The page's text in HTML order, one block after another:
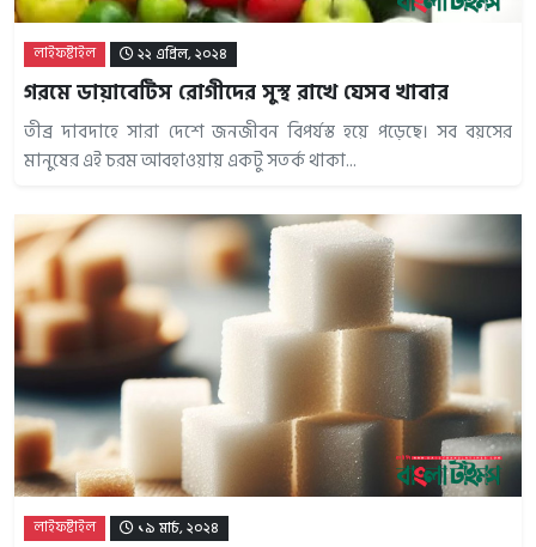
লাইফষ্টাইল ২২ এপ্রিল, ২০২৪
গরমে ডায়াবেটিস রোগীদের সুস্থ রাখে যেসব খাবার
তীব্র দাবদাহে সারা দেশে জনজীবন বিপর্যস্ত হয়ে পড়েছে। সব বয়সের
মানুষের এই চরম আবহাওয়ায় একটু সতর্ক থাকা...
লাইফষ্টাইল ১৯ মার্চ, ২০২৪